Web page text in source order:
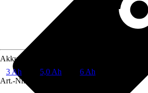
Akkukapazität
3 Ah
5,0 Ah
6 Ah
Art.-Nr.